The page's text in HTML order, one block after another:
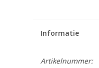
Informatie
Artikelnummer: